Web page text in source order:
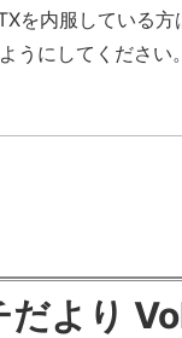
を内服している
うにしてくださ
だより